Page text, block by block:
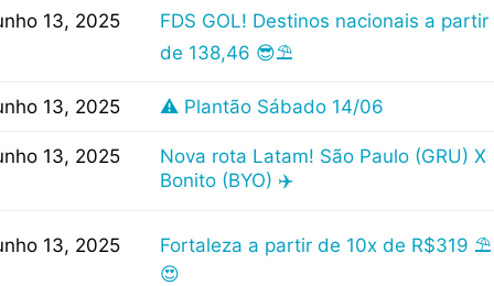
13, 2025
FDS GOL! Destinos nacionais a partir
de 138,46 😎⛱
13, 2025 ⚠️ Plantão Sábado 14/06
13, 2025
Nova rota Latam! São Paulo (GRU) X
Bonito (BYO) ✈️
13, 2025
Fortaleza a partir de 10x de R$319 ⛱
😍